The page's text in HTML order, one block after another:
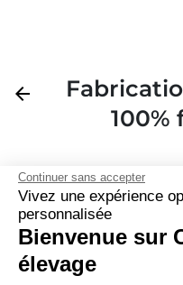
Continuer sans accepter
Vivez une expérience
personnalisée
Bienvenue sur
élevage
Précédent
arrow_back
100%